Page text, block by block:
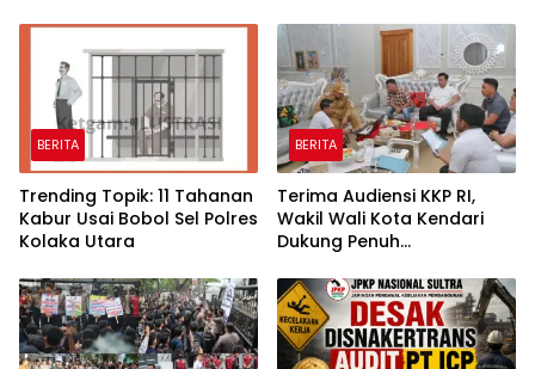
Olu Onua, Beri Tenggat
Waktu 2×24 Jam
Bersih
BERITA
Trending Topik: 11 Tahanan
Kabur Usai Bobol Sel Polres
Kolaka Utara
BERITA
Terima Audiensi KKP RI,
Wakil Wali Kota Kendari
Dukung Penuh
Pesisir di Tiga Kelurahan